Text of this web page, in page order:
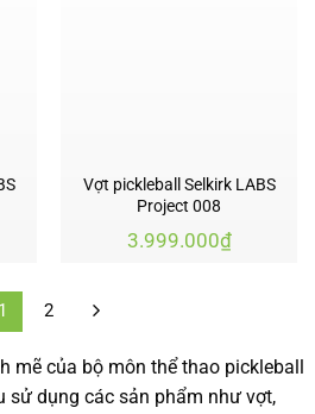
Vợt pickleball Selkirk LABS
Project 008
3.999.000₫
1 2
mẽ của bộ môn thể thao pickleball
sử dụng các sản phẩm như vợt,